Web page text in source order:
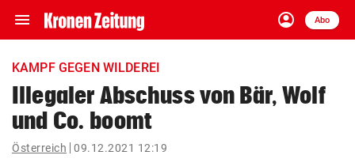
menu Navigation
ein-/ausklappen
account_circle
Anmelden
Abo
close Schließen
account_circle Anmelden
KAMPF GEGEN WILDEREI
Illegaler Abschuss von Bär, Wolf
und Co. boomt
Österreich 09.12.2021 12:19